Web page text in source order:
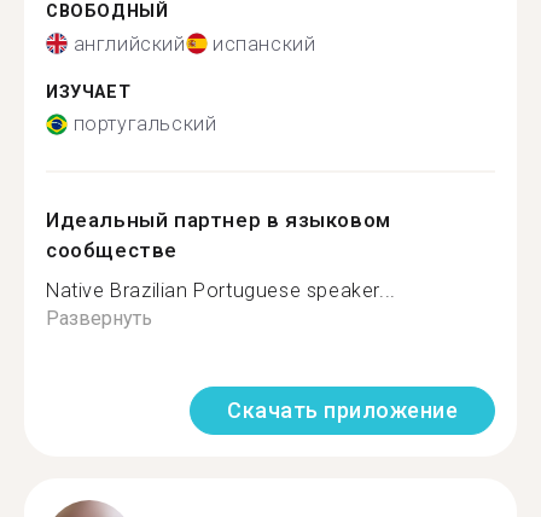
СВОБОДНЫЙ
английский испанский
ИЗУЧАЕТ
португальский
Идеальный партнер в языковом
сообществе
Native Brazilian Portuguese speaker...
Развернуть
Скачать приложение